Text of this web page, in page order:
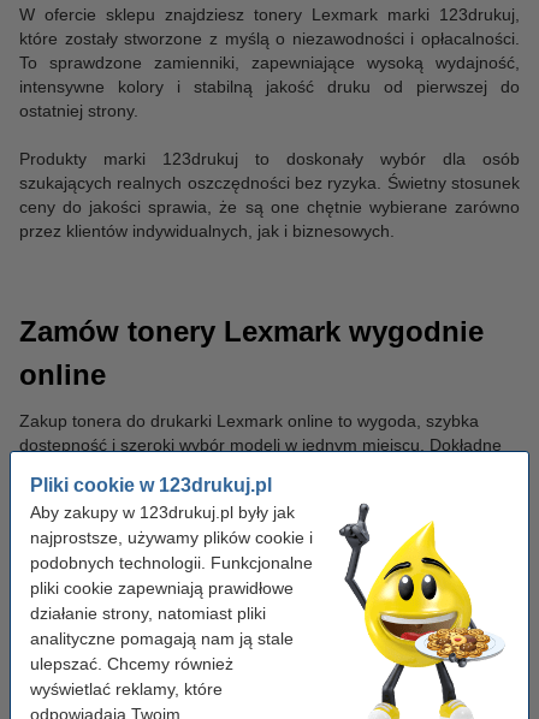
Pliki cookie w 123drukuj.pl
Aby zakupy w 123drukuj.pl były jak
najprostsze, używamy plików cookie i
podobnych technologii. Funkcjonalne
pliki cookie zapewniają prawidłowe
działanie strony, natomiast pliki
analityczne pomagają nam ją stale
ulepszać. Chcemy również
wyświetlać reklamy, które
odpowiadają Twoim
W ofercie sklepu znajdziesz tonery Lexmark marki 123drukuj,
które zostały stworzone z myślą o niezawodności i opłacalności.
To sprawdzone zamienniki, zapewniające wysoką wydajność,
intensywne kolory i stabilną jakość druku od pierwszej do
ostatniej strony.
Produkty marki 123drukuj to doskonały wybór dla osób
szukających realnych oszczędności bez ryzyka. Świetny stosunek
ceny do jakości sprawia, że są one chętnie wybierane zarówno
przez klientów indywidualnych, jak i biznesowych.
Zamów tonery Lexmark wygodnie
online
Zakup tonera do drukarki Lexmark online to wygoda, szybka
dostępność i szeroki wybór modeli w jednym miejscu. Dokładne
atrakcyjne ceny pozwalają zoptymalizować koszty druku bez
kompromisów jakościowych.
Zamów w jednej przesyłce